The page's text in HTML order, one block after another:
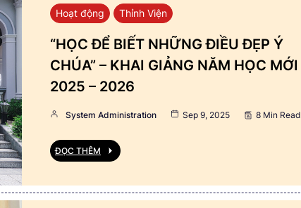
Hoạt động Thỉnh Viện
“HỌC ĐỂ BIẾT NHỮNG ĐIỀU ĐẸP Ý
CHÚA” – KHAI GIẢNG NĂM HỌC MỚI
2025 – 2026
System Administration Sep 9, 2025 8 Min Read
ĐỌC THÊM